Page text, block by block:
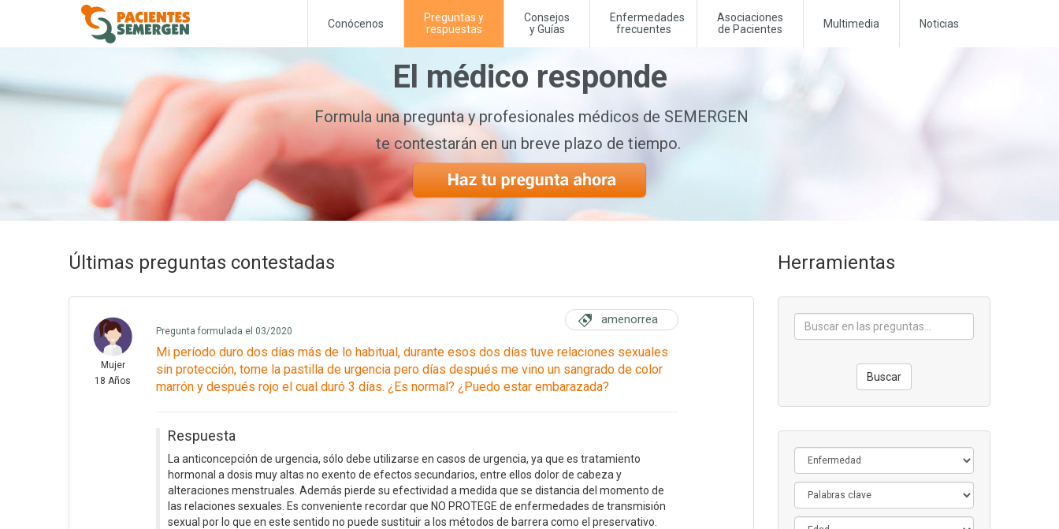
Conócenos
Preguntas y
respuestas
Consejos
y Guías
Enfermedades
frecuentes
Asociaciones
de Pacientes
Multimedia Noticias
El médico responde
Formula una pregunta y profesionales médicos de SEMERGEN
te contestarán en un breve plazo de tiempo.
Últimas preguntas contestadas
Mujer
18 Años
Pregunta formulada el 03/2020
amenorrea
Mi período duro dos días más de lo habitual, durante esos dos días tuve relaciones sexuales
sin protección, tome la pastilla de urgencia pero días después me vino un sangrado de color
marrón y después rojo el cual duró 3 días. ¿Es normal? ¿Puedo estar embarazada?
Respuesta
La anticoncepción de urgencia, sólo debe utilizarse en casos de urgencia, ya que es tratamiento
hormonal a dosis muy altas no exento de efectos secundarios, entre ellos dolor de cabeza y
alteraciones menstruales. Además pierde su efectividad a medida que se distancia del momento de
las relaciones sexuales. Es conveniente recordar que NO PROTEGE de enfermedades de transmisión
sexual por lo que en este sentido no puede sustituir a los métodos de barrera como el preservativo.
Herramientas
Buscar